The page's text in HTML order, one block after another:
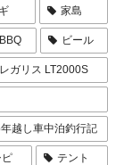
家島
BBQ ビール
ガリス LT2000S
越し車中泊釣行記
ピ テント